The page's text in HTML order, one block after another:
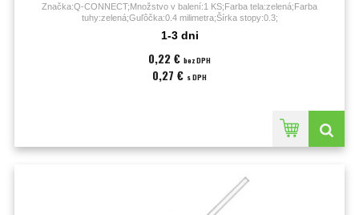
Značka:Q-CONNECT;Množstvo v balení:1 KS;Farba tela:zelená;Farba
tuhy:zelená;Guľôčka:0.4 milimetra;Šírka stopy:0.3;
1-3 dni
0,22 € bez DPH
0,27 € s DPH